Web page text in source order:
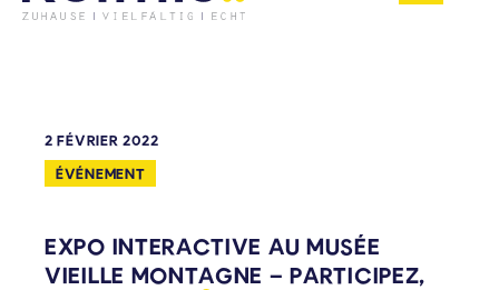
2 FÉVRIER 2022
ÉVÉNEMENT
EXPO INTERACTIVE AU MUSÉE
VIEILLE MONTAGNE – PARTICIPEZ,